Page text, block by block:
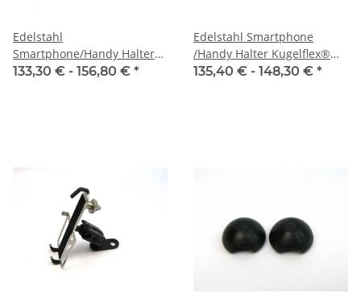
Edelstahl
Smartphone/Handy Halter
Kugelflex® zur Montage am
133,30 € - 156,80 € *
Edelstahl Smartphone
/Handy Halter Kugelflex®
mit Anbindung MC Schiene
135,40 € - 148,30 € *